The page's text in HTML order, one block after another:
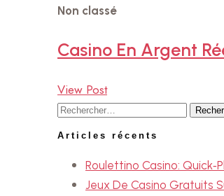
Non classé
Casino En Argent
View Post
Articles récents
Roulettino Casino:
Jeux De Casino Gratuits